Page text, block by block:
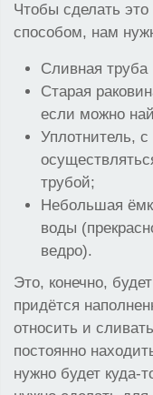
Чтобы сделать
способом, нам
Сливная труба
Старая
если можно
Уплотнитель,
трубой;
Небольшая
воды
ведро).
Это, конечно,
придётся
относить и
постоянно
нужно будет куда-